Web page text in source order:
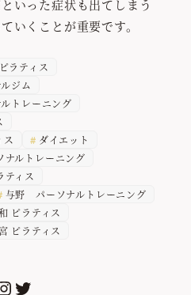
いった症状も出てしまう
いくことが重要です。
ラティス
ジム
トレーニング
ス
ダイエット
ナルトレーニング
ティス
与野 パーソナルトレーニング
ピラティス
ピラティス
Twitter